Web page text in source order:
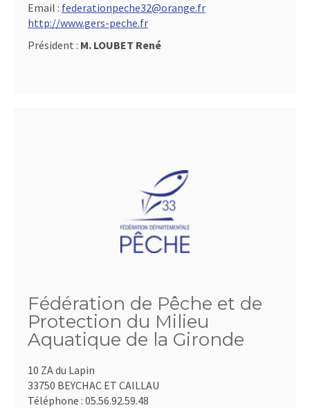
Email : federationpeche32@orange.fr
http://www.gers-peche.fr
Président : M. LOUBET René
Fédération de Pêche et de
Protection du Milieu
Aquatique de la Gironde
10 ZA du Lapin
33750 BEYCHAC ET CAILLAU
Téléphone : 05.56.92.59.48